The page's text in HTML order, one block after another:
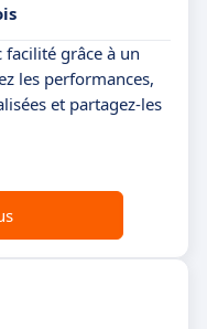
facilité grâce à un
les performances,
et partagez-les